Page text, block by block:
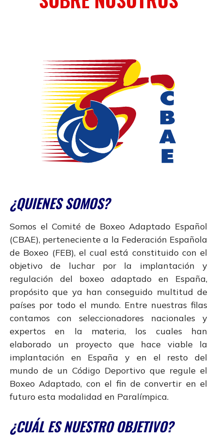
¿QUIENES SOMOS?
Somos el Comité de Boxeo Adaptado Español
(CBAE), perteneciente a la Federación Española
de Boxeo (FEB), el cual está constituido con el
objetivo de luchar por la implantación y
regulación del boxeo adaptado en España,
propósito que ya han conseguido multitud de
países por todo el mundo. Entre nuestras filas
contamos con seleccionadores nacionales y
expertos en la materia, los cuales han
elaborado un proyecto que hace viable la
implantación en España y en el resto del
mundo de un Código Deportivo que regule el
Boxeo Adaptado, con el fin de convertir en el
futuro esta modalidad en Paralímpica.
¿CUÁL ES NUESTRO OBJETIVO?